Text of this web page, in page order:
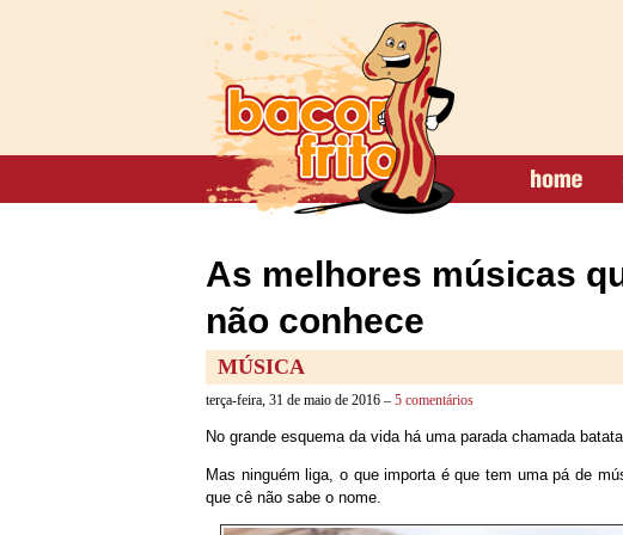
As melhores músicas
não conhece
MÚSICA
terça-feira, 31 de maio de 2016 – 5 comentários
No grande esquema da vida há uma parada chamada
Mas ninguém liga, o que importa é que tem uma pá de
que cê não sabe o nome.